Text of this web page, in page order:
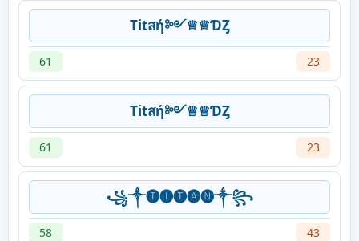
Titสή༻♕♕ƊȤ
61 23
Titสή༻♕♕ƊȤ
61 23
꧁༒🅣🅘🅣🅐🅝༒꧂
58 43